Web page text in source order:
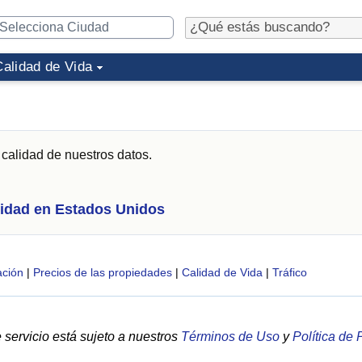
de Vida
de nuestros datos.
en Estados Unidos
| Precios de las propiedades | Calidad de Vida | Tráfico
está sujeto a nuestros Términos de Uso yPolítica de